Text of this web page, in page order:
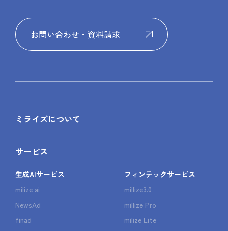
お問い合わせ・資料請求
ミライズについて
サービス
生成AIサービス
milize ai
NewsAd
finad
フィンテックサービス
millize3.0
millize Pro
milize Lite